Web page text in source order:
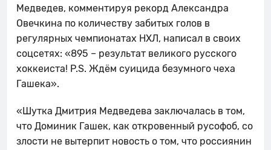
Медведев, комментируя рекорд Александра
Овечкина по количеству забитых голов в
регулярных чемпионатах НХЛ, написал в своих
соцсетях: «895 – результат великого русского
хоккеиста! P.S. Ждём суицида безумного чеха
Гашека».
«Шутка Дмитрия Медведева заключалась в том,
что Доминик Гашек, как откровенный русофоб, со
злости не вытерпит новость о том, что россиянин